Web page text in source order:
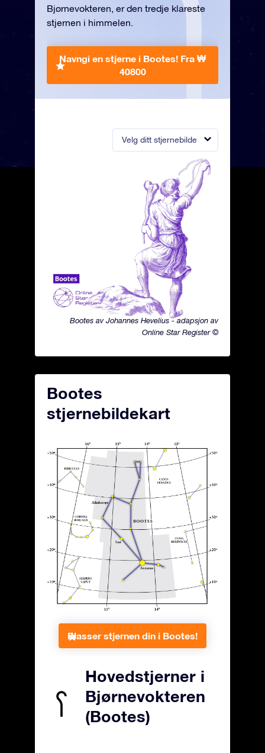
Velg ditt stjernebilde
Bootes av Johannes Hevelius - adapsjon av
Online Star Register ©
Bjørnevokteren, er den tredje klareste
stjernen i himmelen.
Navngi en stjerne i Bootes! Fra ₩
40800
Bootes
stjernebildekart
Plasser stjernen din i Bootes!
Hovedstjerner i
Bjørnevokteren
(Bootes)